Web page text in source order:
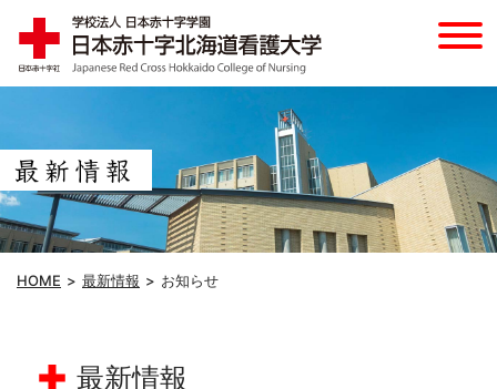
HOME 最新情報 お知らせ
最新情報